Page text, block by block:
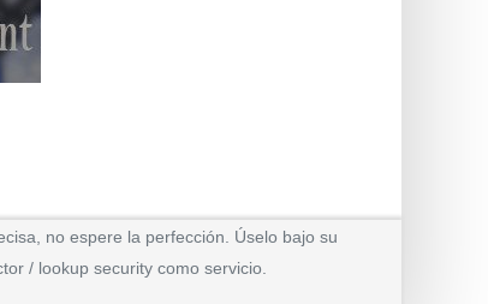
no espere la perfección. Úselo bajo su
/ lookup security como servicio.